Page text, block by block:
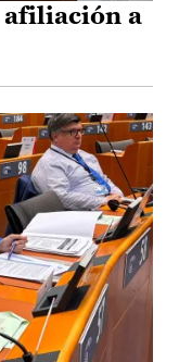
afiliación a